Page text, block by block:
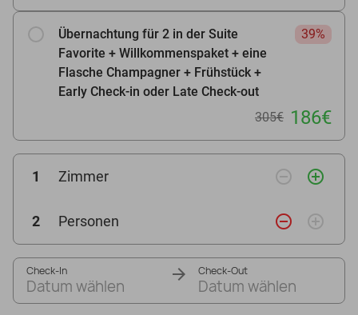
Übernachtung für 2 in der Suite
Favorite + Willkommenspaket + eine
Flasche Champagner + Frühstück +
Early Check-in oder Late Check-out
39%
305€ 186€
1 Zimmer remove_circle_outline add_circle_outline
2 Personen remove_circle_outline add_circle_outline
Check-In
Datum wählen
Check-Out
Datum wählen